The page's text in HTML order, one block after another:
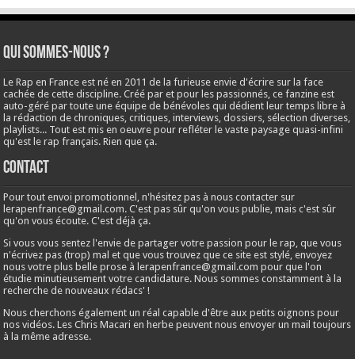
Qui sommes-nous ?
Le Rap en France est né en 2011 de la furieuse envie d'écrire sur la face
cachée de cette discipline. Créé par et pour les passionnés, ce fanzine est
auto-géré par toute une équipe de bénévoles qui dédient leur temps libre à
la rédaction de chroniques, critiques, interviews, dossiers, sélection diverses,
playlists... Tout est mis en oeuvre pour refléter le vaste paysage quasi-infini
qu'est le rap français. Rien que ça.
Contact
Pour tout envoi promotionnel, n'hésitez pas à nous contacter sur
lerapenfrance@gmail.com. C'est pas sûr qu'on vous publie, mais c'est sûr
qu'on vous écoute. C'est déjà ça.
Si vous vous sentez l'envie de partager votre passion pour le rap, que vous
n'écrivez pas (trop) mal et que vous trouvez que ce site est stylé, envoyez
nous votre plus belle prose à lerapenfrance@gmail.com pour que l'on
étudie minutieusement votre candidature. Nous sommes constamment à la
recherche de nouveaux rédacs' !
Nous cherchons également un réal capable d'être aux petits oignons pour
nos vidéos. Les Chris Macari en herbe peuvent nous envoyer un mail toujours
à la même adresse.